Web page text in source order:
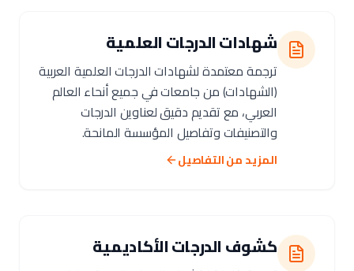
شهادات الدرجات العلمية
ترجمة معتمدة لشهادات الدرجات العلمية العربية
(الشهادات) من جامعات في جميع أنحاء العالم
العربي، مع تقديم دقيق لعناوين الدرجات
والتصنيفات وتفاصيل المؤسسة المانحة.
المزيد من التفاصيل
كشوف الدرجات الأكاديمية